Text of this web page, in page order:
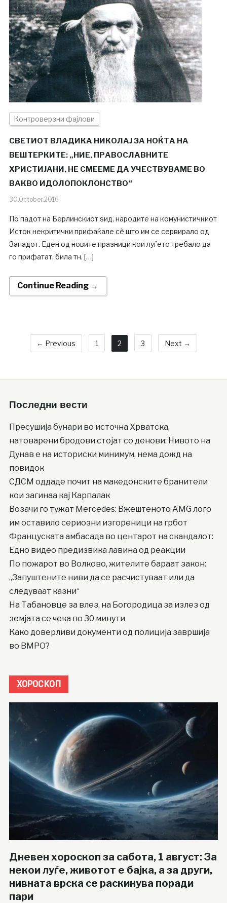
Контроверзни фајлови
СВЕТИОТ ВЛАДИКА НИКОЛАЈ ЗА НОЌТА НА
ВЕШТЕРКИТЕ: „НИЕ, ПРАВОСЛАВНИТЕ
ХРИСТИЈАНИ, НЕ СМЕЕМЕ ДА УЧЕСТВУВАМЕ ВО
ВАКВО ИДОЛОПОКЛОНСТВО“
30.October.2016
По падот на Берлинскиот ѕид, народите на комунистичкиот
Исток некритички прифаќале сѐ што им се сервирало од
Западот. Еден од новите празници кои луѓето требало да
го прифатат, била тн. […]
Continue Reading →
← Previous 1 2 3 Next →
Последни вести
Пресушија бунари во источна Хрватска,
натоварени бродови стојат со денови: Нивото на
Дунав е на историски минимум, нема дожд на
повидок
СДСМ оддаде почит на македонските бранители
кои загинаа кај Карпалак
Возачи го тужат Mercedes: Вжештеното AMG лого
им оставило сериозни изгореници на грбот
Француската амбасада во центарот на скандалот:
Едно видео предизвика лавина од реакции
По пожарот во Волково, жителите бараат закон:
„Запуштените ниви да се расчистуваат или да
следуваат казни“
На Табановце за влез, на Богородица за излез од
земјата се чека по 30 минути
Како доверливи документи од полиција завршија
во ВМРО?
ХОРОСКОП
Дневен хороскоп за сабота, 1 август: За
некои луѓе, животот е бајка, а за други,
нивната врска се раскинува поради
пари